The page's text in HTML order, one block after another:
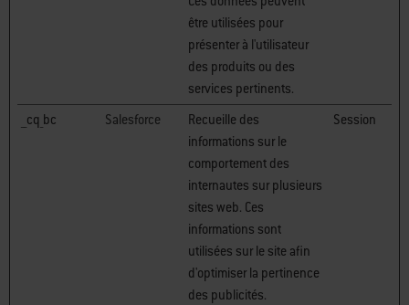
être utilisées pour
présenter à l'utilisateur
des produits ou des
services pertinents.
__cq_bc Salesforce
Recueille des
informations sur le
comportement des
internautes sur plusieurs
sites web. Ces
informations sont
utilisées sur le site afin
d'optimiser la pertinence
des publicités.
Session